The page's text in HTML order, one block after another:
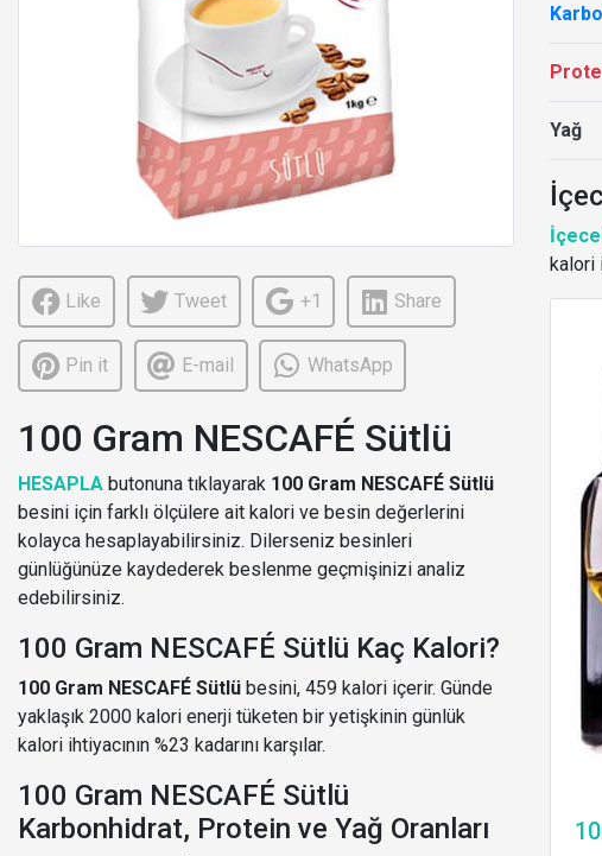
Like Tweet +1 Share
Pin it E-mail WhatsApp
100 Gram NESCAFÉ Sütlü
HESAPLA butonuna tıklayarak 100 Gram NESCAFÉ Sütlü
besini için farklı ölçülere ait kalori ve besin değerlerini
kolayca hesaplayabilirsiniz. Dilerseniz besinleri
günlüğünüze kaydederek beslenme geçmişinizi analiz
edebilirsiniz.
100 Gram NESCAFÉ Sütlü Kaç Kalori?
100 Gram NESCAFÉ Sütlü besini, 459 kalori içerir. Günde
yaklaşık 2000 kalori enerji tüketen bir yetişkinin günlük
kalori ihtiyacının %23 kadarını karşılar.
100 Gram NESCAFÉ Sütlü
Karbonhidrat, Protein ve Yağ Oranları
Yağ
kalori